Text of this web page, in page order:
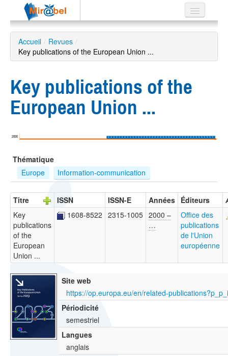
Le réseau
Soutien
ES
?
Accueil / Revues /
Key publications of the European Union ...
Key publications of the
European Union ...
2000
Thématique
Europe
Information-communication
Titre ISSN ISSN-E Années Éditeurs
Key
publications
of the
European
Union ...
1608-8522 2315-1005 2000 –
…
Office des
publications
de l'Union
européenne
Site web
Périodicité
semestriel
Langues
anglais